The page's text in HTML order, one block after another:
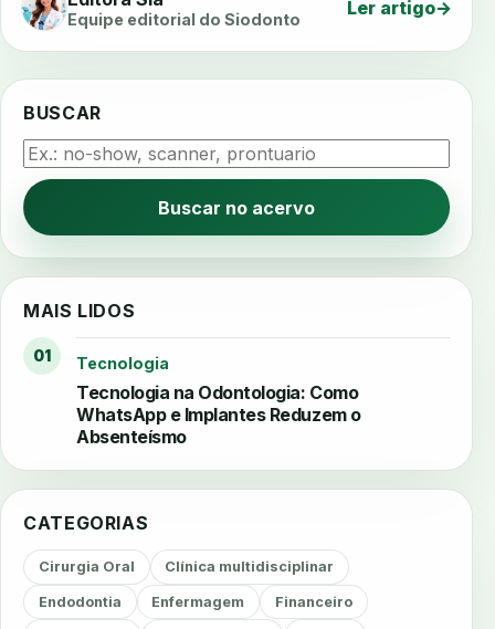
Equipe editorial do Siodonto Ler artigo→
BUSCAR
Buscar no acervo
MAIS LIDOS
01 Tecnologia
Tecnologia na Odontologia: Como
WhatsApp e Implantes Reduzem o
Absenteísmo
CATEGORIAS
Cirurgia Oral Clínica multidisciplinar
Endodontia Enfermagem Financeiro